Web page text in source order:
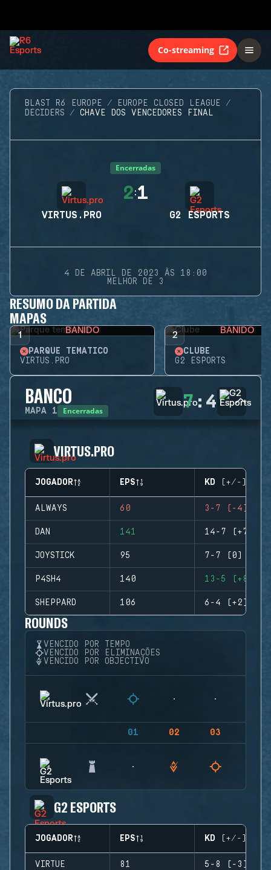
Co-streaming
BLAST R6 EUROPE
EUROPE CLOSED LEAGUE
DECIDERS
CHAVE DOS VENCEDORES FINAL
Encerradas
VIRTUS.PRO
2:1
G2 ESPORTS
4 DE ABRIL DE 2023 ÀS 18:00
MELHOR DE 3
RESUMO DA PARTIDA
MAPAS
1 BANIDO
PARQUE TEMÁTICO
VIRTUS.PRO
2 BANIDO
CLUBE
G2 ESPORTS
BANCO
MAPA 1 Encerradas 7: 4
VIRTUS.PRO
JOGADOR EPS KD (+/-)
ALWAYS 60 3-7 (-4)
DAN 141 14-7 (+7)
JOYSTICK 95 7-7 (0)
P4SH4 140 13-5 (+8)
SHEPPARD 106 6-4 (+2)
ROUNDS
VENCIDO POR TEMPO
VENCIDO POR ELIMINAÇÕES
VENCIDO POR OBJECTIVO
01 02 03
G2 ESPORTS
JOGADOR EPS KD (+/-)
VIRTUE 81 5-8 (-3)